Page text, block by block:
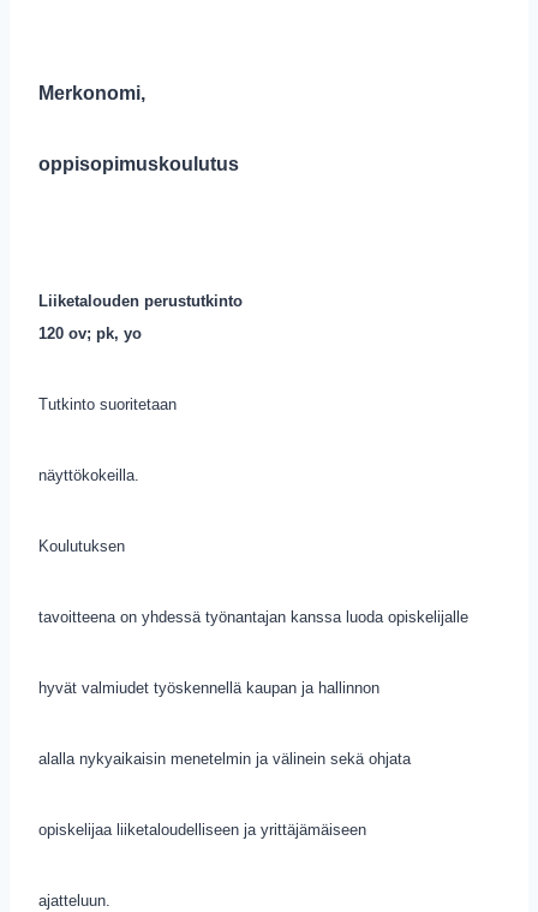
Merkonomi,
oppisopimuskoulutus
Liiketalouden perustutkinto
120 ov; pk, yo
Tutkinto suoritetaan
näyttökokeilla.
Koulutuksen
tavoitteena on yhdessä työnantajan kanssa luoda opiskelijalle
hyvät valmiudet työskennellä kaupan ja hallinnon
alalla nykyaikaisin menetelmin ja välinein sekä ohjata
opiskelijaa liiketaloudelliseen ja yrittäjämäiseen
ajatteluun.